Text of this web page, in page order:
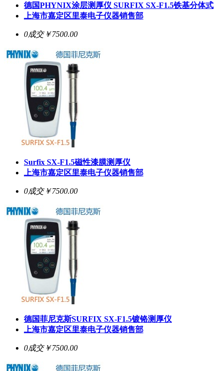
德国PHYNIX涂层测厚仪 SURFIX SX-F1.5铁基分体式
上海市嘉定区里泰电子仪器销售部
0成交￥7500.00
Surfix SX-F1.5磁性漆膜测厚仪
上海市嘉定区里泰电子仪器销售部
0成交￥7500.00
德国菲尼克斯SURFIX SX-F1.5镀铬测厚仪
上海市嘉定区里泰电子仪器销售部
0成交￥7500.00